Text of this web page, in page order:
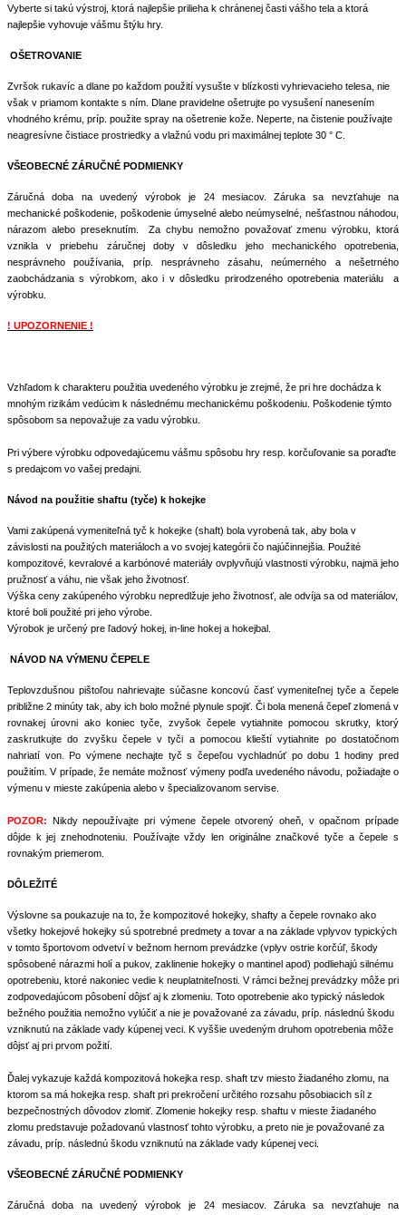
Vyberte si takú výstroj, ktorá najlepšie prilieha k chránenej časti vášho tela a ktorá
najlepšie vyhovuje vášmu štýlu hry.
OŠETROVANIE
Zvršok rukavíc a dlane po každom použití vysušte v blízkosti vyhrievacieho telesa, nie
však v priamom kontakte s ním. Dlane pravidelne ošetrujte po vysušení nanesením
vhodného krému, príp. použite spray na ošetrenie kože. Neperte, na čistenie používajte
neagresívne čistiace prostriedky a vlažnú vodu pri maximálnej teplote 30 ° C.
VŠEOBECNÉ ZÁRUČNÉ PODMIENKY
Záručná doba na uvedený výrobok je 24 mesiacov. Záruka sa nevzťahuje na
mechanické poškodenie, poškodenie úmyselné alebo neúmyselné, nešťastnou náhodou,
nárazom alebo preseknutím. Za chybu nemožno považovať zmenu výrobku, ktorá
vznikla v priebehu záručnej doby v dôsledku jeho mechanického opotrebenia,
nesprávneho používania, príp. nesprávneho zásahu, neúmerného a nešetrného
zaobchádzania s výrobkom, ako i v dôsledku prirodzeného opotrebenia materiálu a
výrobku.
! UPOZORNENIE !
Vzhľadom k charakteru použitia uvedeného výrobku je zrejmé, že pri hre dochádza k
mnohým rizikám vedúcim k následnému mechanickému poškodeniu. Poškodenie týmto
spôsobom sa nepovažuje za vadu výrobku.
Pri výbere výrobku odpovedajúcemu vášmu spôsobu hry resp. korčuľovanie sa poraďte
s predajcom vo vašej predajni.
Návod na použitie shaftu (tyče) k hokejke
Vami zakúpená vymeniteľná tyč k hokejke (shaft) bola vyrobená tak, aby bola v
závislosti na použitých materiáloch a vo svojej kategórii čo najúčinnejšia. Použité
kompozitové, kevralové a karbónové materiály ovplyvňujú vlastnosti výrobku, najmä jeho
pružnosť a váhu, nie však jeho životnosť.
Výška ceny zakúpeného výrobku nepredlžuje jeho životnosť, ale odvíja sa od materiálov,
ktoré boli použité pri jeho výrobe.
Výrobok je určený pre ľadový hokej, in-line hokej a hokejbal.
NÁVOD NA VÝMENU ČEPELE
Teplovzdušnou pištoľou nahrievajte súčasne koncovú časť vymeniteľnej tyče a čepele
približne 2 minúty tak, aby ich bolo možné plynule spojiť. Či bola menená čepeľ zlomená v
rovnakej úrovni ako koniec tyče, zvyšok čepele vytiahnite pomocou skrutky, ktorý
zaskrutkujte do zvyšku čepele v tyči a pomocou klieští vytiahnite po dostatočnom
nahriatí von. Po výmene nechajte tyč s čepeľou vychladnúť po dobu 1 hodiny pred
použitím. V prípade, že nemáte možnosť výmeny podľa uvedeného návodu, požiadajte o
výmenu v mieste zakúpenia alebo v špecializovanom servise.
POZOR: Nikdy nepoužívajte pri výmene čepele otvorený oheň, v opačnom prípade
dôjde k jej znehodnoteniu. Používajte vždy len originálne značkové tyče a čepele s
rovnakým priemerom.
DÔLEŽITÉ
Výslovne sa poukazuje na to, že kompozitové hokejky, shafty a čepele rovnako ako
všetky hokejové hokejky sú spotrebné predmety a tovar a na základe vplyvov typických
v tomto športovom odvetví v bežnom hernom prevádzke (vplyv ostrie korčúľ, škody
spôsobené nárazmi holí a pukov, zaklinenie hokejky o mantinel apod) podliehajú silnému
opotrebeniu, ktoré nakoniec vedie k neuplatniteľnosti. V rámci bežnej prevádzky môže pri
zodpovedajúcom pôsobení dôjsť aj k zlomeniu. Toto opotrebenie ako typický následok
bežného použitia nemožno vylúčiť a nie je považované za závadu, príp. následnú škodu
vzniknutú na základe vady kúpenej veci. K vyššie uvedeným druhom opotrebenia môže
dôjsť aj pri prvom požití.
Ďalej vykazuje každá kompozitová hokejka resp. shaft tzv miesto žiadaného zlomu, na
ktorom sa má hokejka resp. shaft pri prekročení určitého rozsahu pôsobiacich síl z
bezpečnostných dôvodov zlomiť. Zlomenie hokejky resp. shaftu v mieste žiadaného
zlomu predstavuje požadovanú vlastnosť tohto výrobku, a preto nie je považované za
závadu, príp. následnú škodu vzniknutú na základe vady kúpenej veci.
VŠEOBECNÉ ZÁRUČNÉ PODMIENKY
Záručná doba na uvedený výrobok je 24 mesiacov. Záruka sa nevzťahuje na